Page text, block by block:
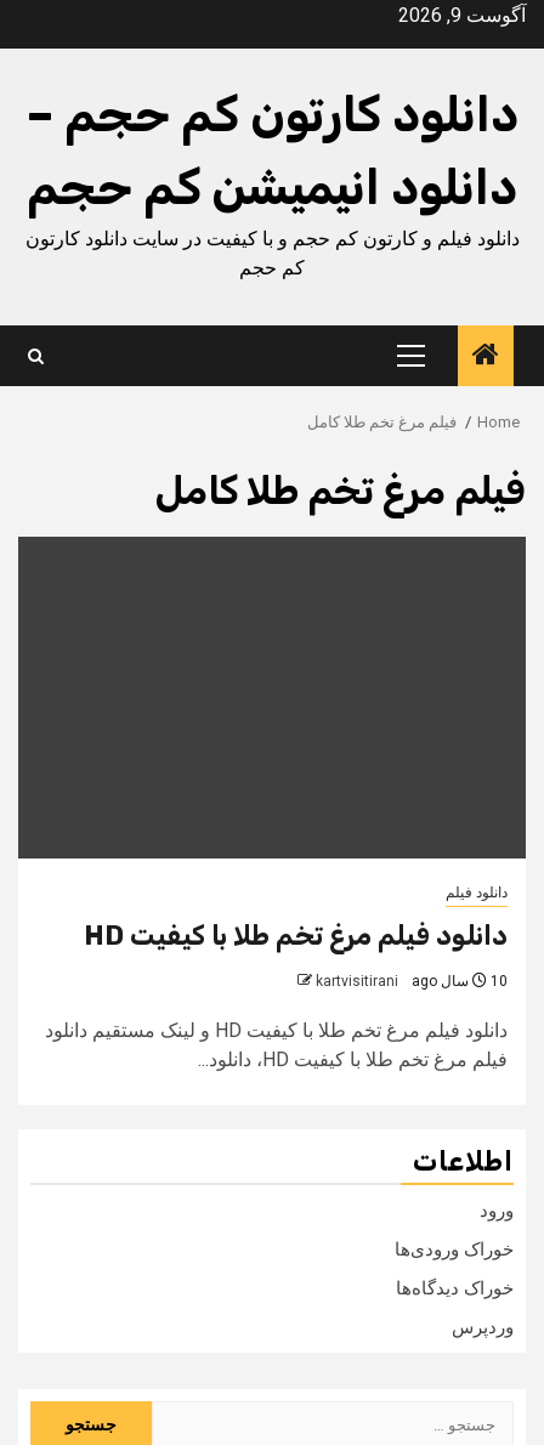
Skipآگوست 9, 2026
دانلود کارتون کم حجم –
دانلود انیمیشن کم حجم
دانلود فیلم و کارتون کم حجم و با کیفیت در سایت دانلود کارتون
کم حجم
Primary
Menu
Home فیلم مرغ تخم طلا کامل
فیلم مرغ تخم طلا کامل
دانلود فیلم
دانلود فیلم مرغ تخم طلا با کیفیت HD
10 سال ago kartvisitirani
دانلود فیلم مرغ تخم طلا با کیفیت HD و لینک مستقیم دانلود
فیلم مرغ تخم طلا با کیفیت HD، دانلود...
اطلاعات
ورود
خوراک ورودی‌ها
خوراک دیدگاه‌ها
وردپرس